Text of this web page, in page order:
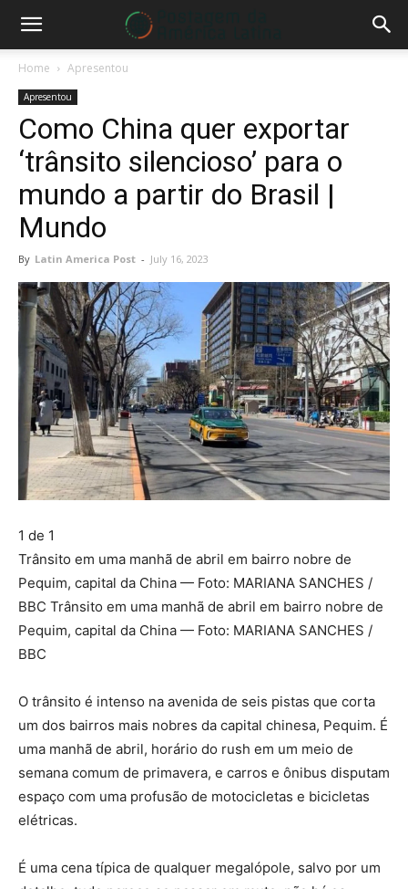
Home Apresentou
Apresentou
Como China quer exportar
‘trânsito silencioso’ para o
mundo a partir do Brasil |
Mundo
By Latin America Post - July 16, 2023
1 de 1
Trânsito em uma manhã de abril em bairro nobre de
Pequim, capital da China — Foto: MARIANA SANCHES /
BBC Trânsito em uma manhã de abril em bairro nobre de
Pequim, capital da China — Foto: MARIANA SANCHES /
BBC
O trânsito é intenso na avenida de seis pistas que corta
um dos bairros mais nobres da capital chinesa, Pequim. É
uma manhã de abril, horário do rush em um meio de
semana comum de primavera, e carros e ônibus disputam
espaço com uma profusão de motocicletas e bicicletas
elétricas.
É uma cena típica de qualquer megalópole, salvo por um